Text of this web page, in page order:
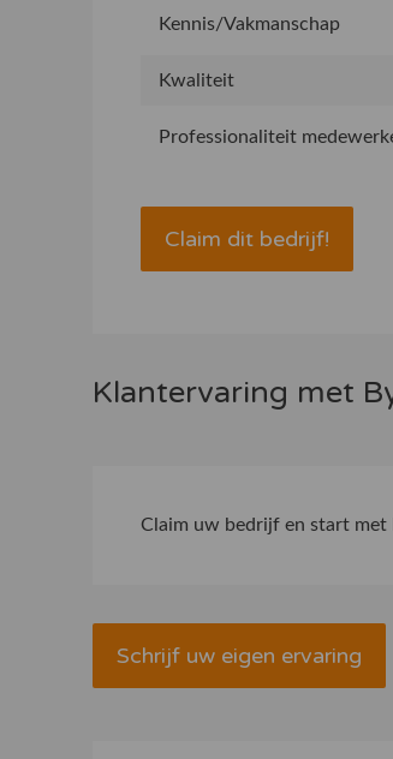
Kennis/Vakmanschap
Kwaliteit
Professionaliteit
Claim dit bedrijf!
Klantervaring met
Claim uw bedrijf en start met
Schrijf uw eigen ervaring